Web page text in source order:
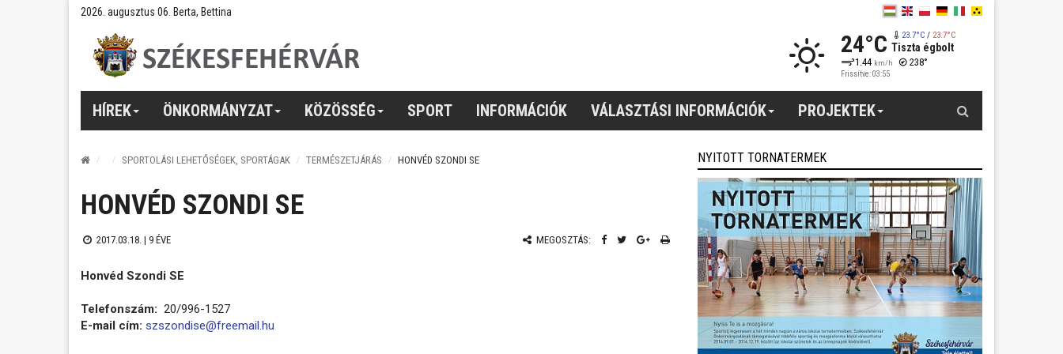
2026. augusztus 06. Berta, Bettina
24°C 23.7°C/ 23.7°C
Tiszta égbolt
1.44 km/h 238°
Frissítve: 03:55
HÍREK ÖNKORMÁNYZAT KÖZÖSSÉG SPORT INFORMÁCIÓK VÁLASZTÁSI INFORMÁCIÓK PROJEKTEK
SPORTOLÁSI LEHETŐSÉGEK, SPORTÁGAK TERMÉSZETJÁRÁS HONVÉD SZONDI SE
HONVÉD SZONDI SE
2017.03.18. | 9 ÉVE MEGOSZTÁS:
Honvéd Szondi SE
Telefonszám: 20/996-1527
E-mail cím: szszondise@freemail.hu
NYITOTT TORNATERMEK